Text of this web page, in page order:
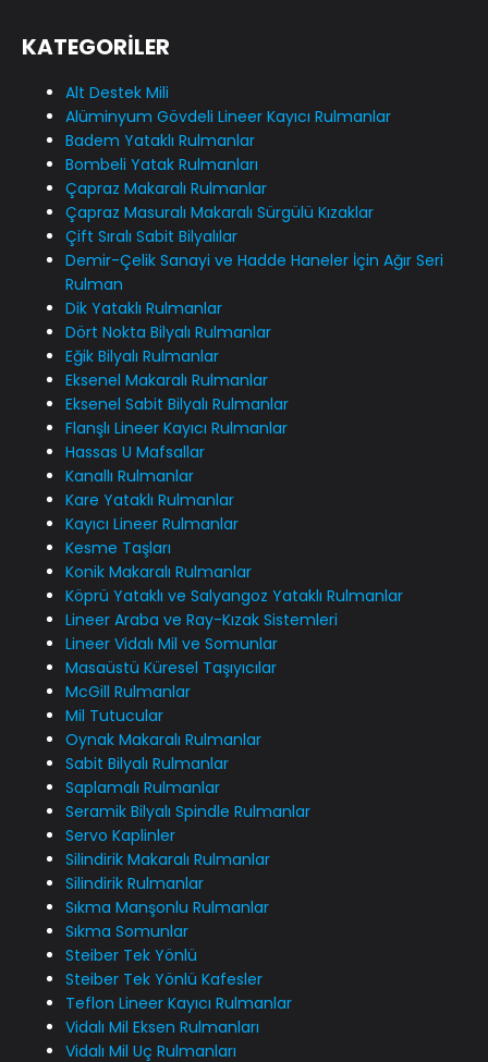
KATEGORİLER
Alt Destek Mili
Alüminyum Gövdeli Lineer Kayıcı Rulmanlar
Badem Yataklı Rulmanlar
Bombeli Yatak Rulmanları
Çapraz Makaralı Rulmanlar
Çapraz Masuralı Makaralı Sürgülü Kızaklar
Çift Sıralı Sabit Bilyalılar
Demir-Çelik Sanayi ve Hadde Haneler İçin Ağır Seri
Rulman
Dik Yataklı Rulmanlar
Dört Nokta Bilyalı Rulmanlar
Eğik Bilyalı Rulmanlar
Eksenel Makaralı Rulmanlar
Eksenel Sabit Bilyalı Rulmanlar
Flanşlı Lineer Kayıcı Rulmanlar
Hassas U Mafsallar
Kanallı Rulmanlar
Kare Yataklı Rulmanlar
Kayıcı Lineer Rulmanlar
Kesme Taşları
Konik Makaralı Rulmanlar
Köprü Yataklı ve Salyangoz Yataklı Rulmanlar
Lineer Araba ve Ray-Kızak Sistemleri
Lineer Vidalı Mil ve Somunlar
Masaüstü Küresel Taşıyıcılar
McGill Rulmanlar
Mil Tutucular
Oynak Makaralı Rulmanlar
Sabit Bilyalı Rulmanlar
Saplamalı Rulmanlar
Seramik Bilyalı Spindle Rulmanlar
Servo Kaplinler
Silindirik Makaralı Rulmanlar
Silindirik Rulmanlar
Sıkma Manşonlu Rulmanlar
Sıkma Somunlar
Steiber Tek Yönlü
Steiber Tek Yönlü Kafesler
Teflon Lineer Kayıcı Rulmanlar
Vidalı Mil Eksen Rulmanları
Vidalı Mil Uç Rulmanları